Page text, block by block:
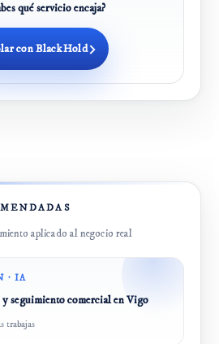
qué servicio encaja?
con BlackHold
aplicado al negocio real
· IA
seguimiento comercial en Vigo
trabajas